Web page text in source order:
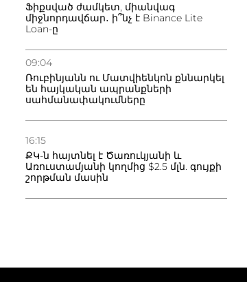
Ֆիքսված ժամկետ, միանվագ
միջնորդավճար․ ի՞նչ է Binance Lite
Loan-ը
09:04
Ռուբինյանն ու Մատվիենկոն քննարկել
են հայկական ապրանքների
սահմանափակումները
16:15
ՔԿ-ն հայտնել է Ծառուկյանի և
Առուստամյանի կողմից $2.5 մլն. գույքի
շորթման մասին